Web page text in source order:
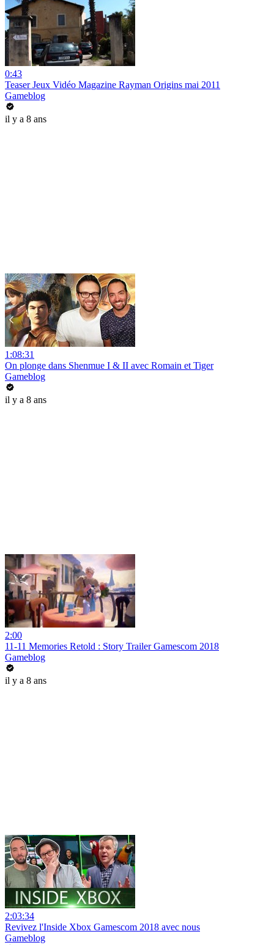
0:43
Teaser Jeux Vidéo Magazine Rayman Origins mai 2011
Gameblog
il y a 8 ans
1:08:31
On plonge dans Shenmue I & II avec Romain et Tiger
Gameblog
il y a 8 ans
2:00
11-11 Memories Retold : Story Trailer Gamescom 2018
Gameblog
il y a 8 ans
2:03:34
Revivez l'Inside Xbox Gamescom 2018 avec nous
Gameblog